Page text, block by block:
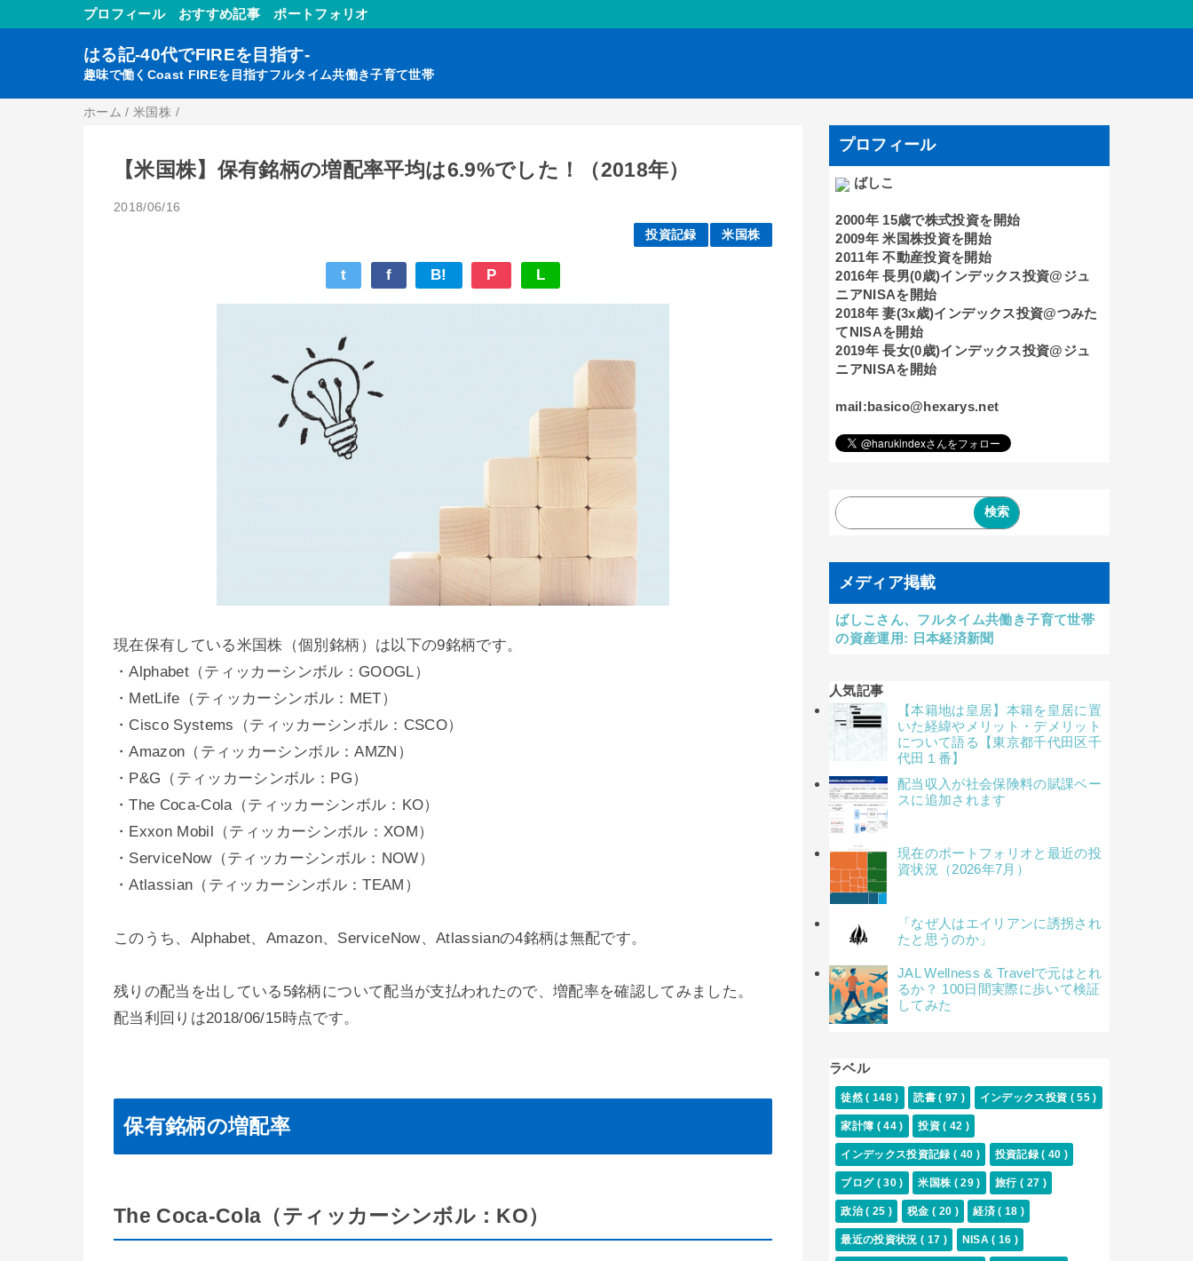
プロフィール おすすめ記事 ポートフォリオ
はる記-40代でFIREを目指す-
趣味で働くCoast FIREを目指すフルタイム共働き子育て世帯
ホーム /米国株 /
【米国株】保有銘柄の増配率平均は6.9%でした！（2018年）
2018/06/16
投資記録 米国株
t f B! P L
現在保有している米国株（個別銘柄）は以下の9銘柄です。
・Alphabet（ティッカーシンボル：GOOGL）
・MetLife（ティッカーシンボル：MET）
・Cisco Systems（ティッカーシンボル：CSCO）
・Amazon（ティッカーシンボル：AMZN）
・P&G（ティッカーシンボル：PG）
・The Coca-Cola（ティッカーシンボル：KO）
・Exxon Mobil（ティッカーシンボル：XOM）
・ServiceNow（ティッカーシンボル：NOW）
・Atlassian（ティッカーシンボル：TEAM）
このうち、Alphabet、Amazon、ServiceNow、Atlassianの4銘柄は無配です。
残りの配当を出している5銘柄について配当が支払われたので、増配率を確認してみました。
配当利回りは2018/06/15時点です。
保有銘柄の増配率
The Coca-Cola（ティッカーシンボル：KO）
プロフィール
ばしこ
2000年 15歳で株式投資を開始
2009年 米国株投資を開始
2011年 不動産投資を開始
2016年 長男(0歳)インデックス投資@ジュ
ニアNISAを開始
2018年 妻(3x歳)インデックス投資@つみた
てNISAを開始
2019年 長女(0歳)インデックス投資@ジュ
ニアNISAを開始
mail:basico@hexarys.net
メディア掲載
ばしこさん、フルタイム共働き子育て世帯
の資産運用: 日本経済新聞
人気記事
【本籍地は皇居】本籍を皇居に置
いた経緯やメリット・デメリット
について語る【東京都千代田区千
代田１番】
配当収入が社会保険料の賦課ベー
スに追加されます
現在のポートフォリオと最近の投
資状況（2026年7月）
「なぜ人はエイリアンに誘拐され
たと思うのか」
JAL Wellness & Travelで元はとれ
るか？ 100日間実際に歩いて検証
してみた
ラベル
徒然( 148 ) 読書( 97 ) インデックス投資 ( 55 )
家計簿 ( 44 ) 投資( 42 )
インデックス投資記録( 40 ) 投資記録( 40 )
ブログ ( 30 ) 米国株 ( 29 ) 旅行 ( 27 )
政治( 25 ) 税金 ( 20 ) 経済( 18 )
最近の投資状況( 17 ) NISA( 16 )